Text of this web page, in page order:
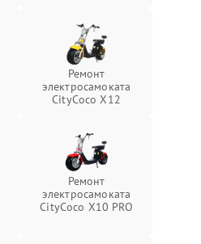
Ремонт
электросамоката
CityCoco X12
Ремонт
электросамоката
CityCoco X10 PRO